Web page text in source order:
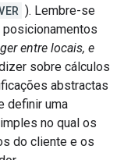
). Lembre-se
entre locais, e
sobre cálculos
abstractas
definir uma
no qual os
do cliente e os